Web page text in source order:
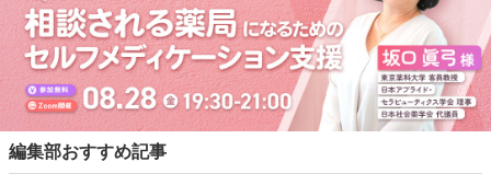
編集部おすすめ記事